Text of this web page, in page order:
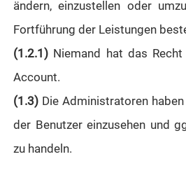
ändern, einzustellen oder
Fortführung der Leistungen
(1.2.1) Niemand hat das
Account.
(1.3) Die Administratoren
der Benutzer einzusehen und
zu handeln.